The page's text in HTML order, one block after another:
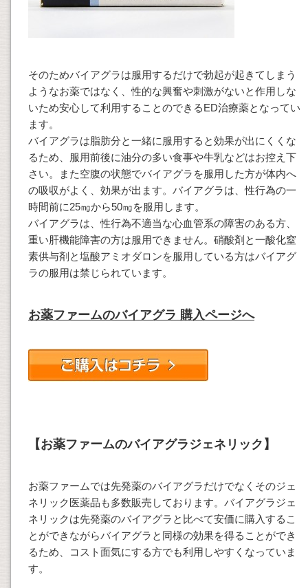
そのためバイアグラは服用するだけで勃起が起きてしまう
ようなお薬ではなく、性的な興奮や刺激がないと作用しな
いため安心して利用することのできるED治療薬となってい
ます。
バイアグラは脂肪分と一緒に服用すると効果が出にくくな
るため、服用前後に油分の多い食事や牛乳などはお控え下
さい。また空腹の状態でバイアグラを服用した方が体内へ
の吸収がよく、効果が出ます。バイアグラは、性行為の一
時間前に25㎎から50㎎を服用します。
バイアグラは、性行為不適当な心血管系の障害のある方、
重い肝機能障害の方は服用できません。硝酸剤と一酸化窒
素供与剤と塩酸アミオダロンを服用している方はバイアグ
ラの服用は禁じられています。
お薬ファームのバイアグラ 購入ページへ
【お薬ファームのバイアグラジェネリック】
お薬ファームでは先発薬のバイアグラだけでなくそのジェ
ネリック医薬品も多数販売しております。バイアグラジェ
ネリックは先発薬のバイアグラと比べて安価に購入するこ
とができながらバイアグラと同様の効果を得ることができ
るため、コスト面気にする方でも利用しやすくなっていま
す。